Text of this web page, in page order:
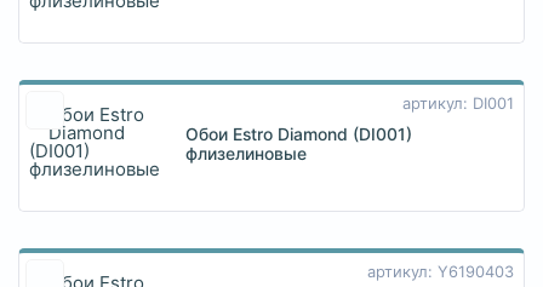
артикул: DI001
Обои Estro Diamond (DI001)
флизелиновые
артикул: Y6190403